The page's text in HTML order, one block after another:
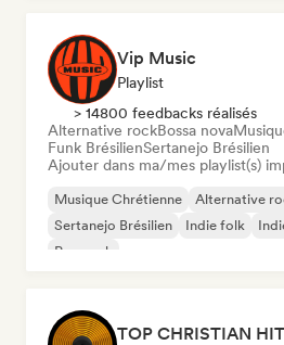
Vip Music
Playlist
> 14800 feedbacks réalisés
Alternative rockBossa nova
Funk BrésilienSertanejo Brésilien
Ajouter dans ma/mes playlist(s)
Musique Chrétienne Alternative
Sertanejo Brésilien
Indie folk
Pop rock